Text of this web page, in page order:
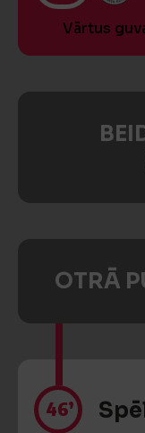
Vārtus
OTRĀ
46’